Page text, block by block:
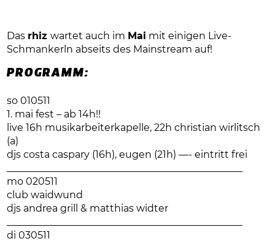
Das rhizwartet auch im Mai mit einigen Live-
Schmankerln abseits des Mainstream auf!
PROGRAMM:
so 010511
1. mai fest – ab 14h!!
live 16h musikarbeiterkapelle, 22h christian wirlitsch
(a)
djs costa caspary (16h), eugen (21h) —- eintritt frei
mo 020511
club waidwund
djs andrea grill & matthias widter
di 030511